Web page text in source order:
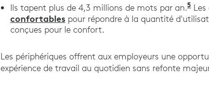
Ils tapent plus de 4,3 millions de mots par an.5"Le
Les
confortables pour répondre à la quantité
conçues pour le confort.
Les périphériques offrent aux employeurs une
expérience de travail au quotidien sans refonte